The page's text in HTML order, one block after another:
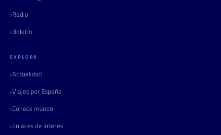
Radio
Boletín
EXPLORA
Actualidad
Viajes por España
Conoce mundo
Enlaces de interés